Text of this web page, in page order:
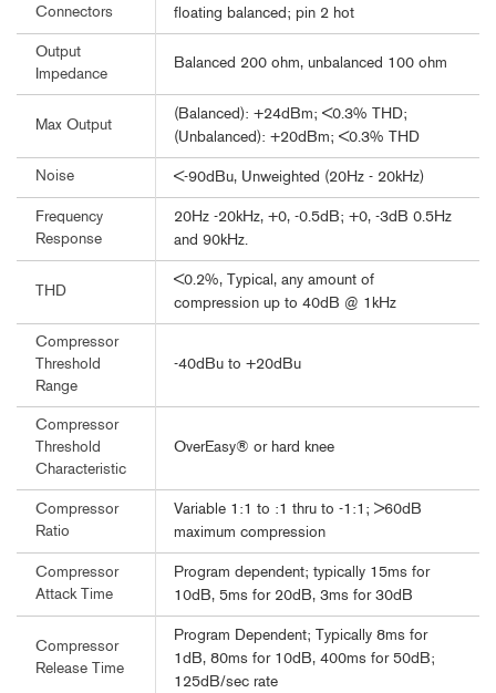
Connectors
floating balanced; pin 2 hot
Output
Impedance
Balanced 200 ohm, unbalanced 100 ohm
Max Output
(Balanced): +24dBm; <0.3% THD;
(Unbalanced): +20dBm; <0.3% THD
Noise <-90dBu, Unweighted (20Hz - 20kHz)
Frequency
Response
20Hz -20kHz, +0, -0.5dB; +0, -3dB 0.5Hz
and 90kHz.
THD
<0.2%, Typical, any amount of
compression up to 40dB @ 1kHz
Compressor
Threshold
Range
-40dBu to +20dBu
Compressor
Threshold
Characteristic
OverEasy® or hard knee
Compressor
Ratio
Variable 1:1 to :1 thru to -1:1; >60dB
maximum compression
Compressor
Attack Time
Program dependent; typically 15ms for
10dB, 5ms for 20dB, 3ms for 30dB
Compressor
Release Time
Program Dependent; Typically 8ms for
1dB, 80ms for 10dB, 400ms for 50dB;
125dB/sec rate